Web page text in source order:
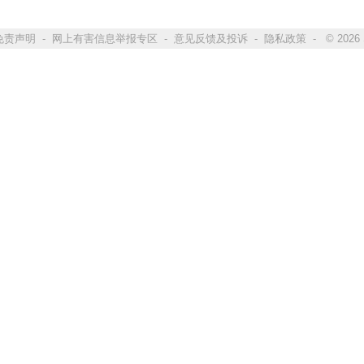
责声明 - 网上有害信息举报专区 - 意见反馈及投诉- 隐私政策 - © 2026